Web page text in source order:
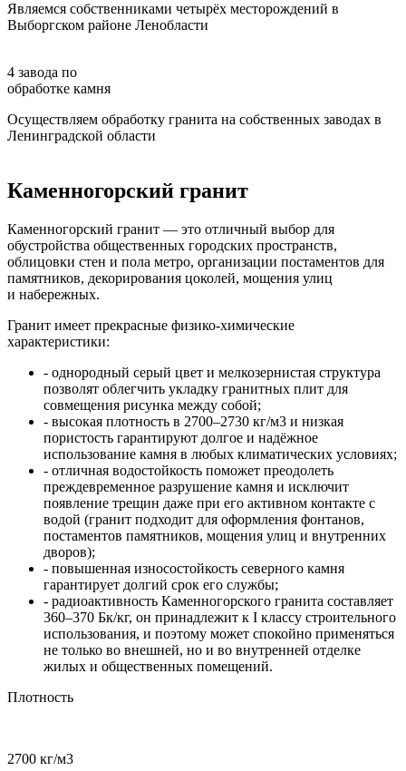
Являемся собственниками четырёх месторождений в
Выборгском районе Ленобласти
4 завода по
обработке камня
Осуществляем обработку гранита на собственных заводах в
Ленинградской области
Каменногорский гранит
Каменногорский гранит — это отличный выбор для
обустройства общественных городских пространств,
облицовки стен и пола метро, организации постаментов для
памятников, декорирования цоколей, мощения улиц
и набережных.
Гранит имеет прекрасные физико-химические
характеристики:
- однородный серый цвет и мелкозернистая структура
позволят облегчить укладку гранитных плит для
совмещения рисунка между собой;
- высокая плотность в 2700–2730 кг/м3 и низкая
пористость гарантируют долгое и надёжное
использование камня в любых климатических условиях;
- отличная водостойкость поможет преодолеть
преждевременное разрушение камня и исключит
появление трещин даже при его активном контакте с
водой (гранит подходит для оформления фонтанов,
постаментов памятников, мощения улиц и внутренних
дворов);
- повышенная износостойкость северного камня
гарантирует долгий срок его службы;
- радиоактивность Каменногорского гранита составляет
360–370 Бк/кг, он принадлежит к I классу строительного
использования, и поэтому может спокойно применяться
не только во внешней, но и во внутренней отделке
жилых и общественных помещений.
Плотность
2700 кг/м3